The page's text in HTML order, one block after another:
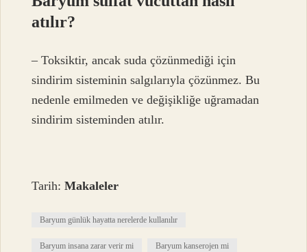
atılır?
– Toksiktir, ancak suda çözünmediği için
sindirim sisteminin salgılarıyla çözünmez. Bu
nedenle emilmeden ve değişikliğe uğramadan
sindirim sisteminden atılır.
Tarih:Makaleler
Baryum günlük hayatta nerelerde kullanılır
Baryum insana zarar verir mi Baryum kanserojen mi